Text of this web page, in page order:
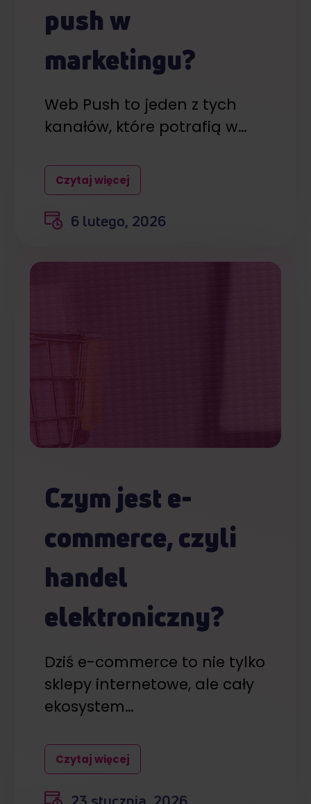
push w
marketingu?
Web Push to jeden z tych
kanałów, które potrafią w…
Czytaj więcej
6 lutego, 2026
Czym jest e-
commerce, czyli
handel
elektroniczny?
Dziś e-commerce to nie tylko
sklepy internetowe, ale cały
ekosystem…
Czytaj więcej